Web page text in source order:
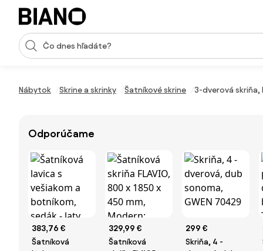
Preskočiť navigáciu, prejsť na obsah
Vstup pre vyhľadávanie
Nábytok Skrine a skrinky Šatníkové skrine 3-dverová skriňa,
Odporúčame
383,76 €
Šatníková
329,99 €
Šatníková
299 €
Skriňa, 4 -